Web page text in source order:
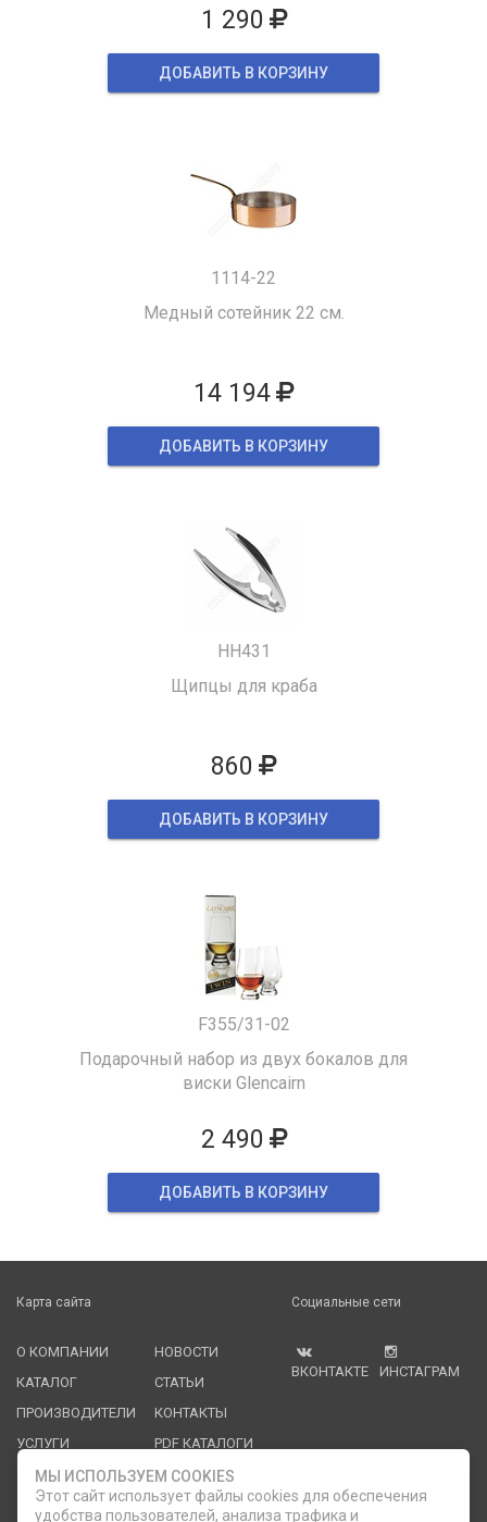
1 290
ДОБАВИТЬ В КОРЗИНУ
1114-22
Медный сотейник 22 см.
14 194
ДОБАВИТЬ В КОРЗИНУ
HH431
Щипцы для краба
860
ДОБАВИТЬ В КОРЗИНУ
F355/31-02
Подарочный набор из двух бокалов для
виски Glencairn
2 490
ДОБАВИТЬ В КОРЗИНУ
Карта сайта
О КОМПАНИИ
КАТАЛОГ
ПРОИЗВОДИТЕЛИ
УСЛУГИ
НОВОСТИ
СТАТЬИ
КОНТАКТЫ
PDF КАТАЛОГИ
ОПЛАТА И
ДОСТАВКА
Социальные сети
ВКОНТАКТЕ ИНСТАГРАМ
МЫ ИСПОЛЬЗУЕМ COOKIES
Этот сайт использует файлы cookies для обеспечения
удобства пользователей, анализа трафика и